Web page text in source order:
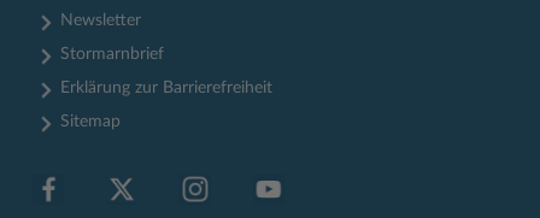
Newsletter
Stormarnbrief
Erklärung zur Barrierefreiheit
Sitemap